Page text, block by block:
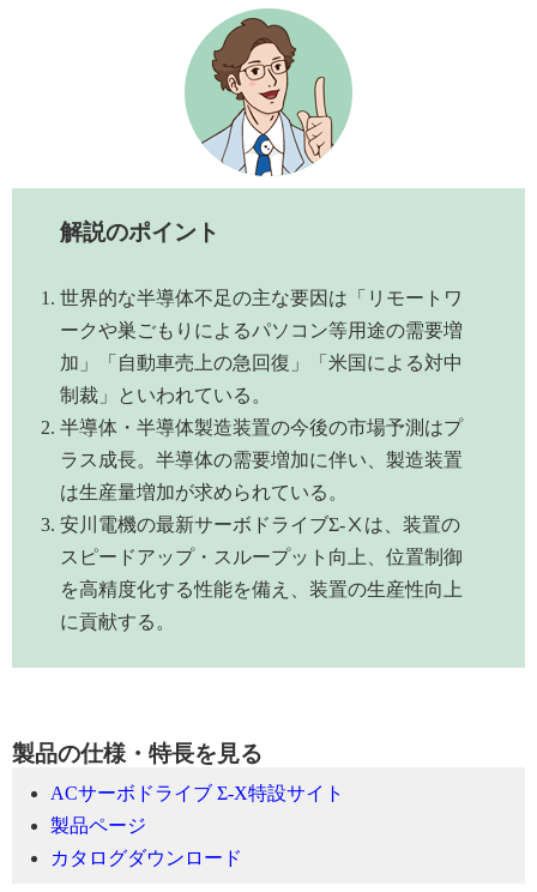
解説のポイント
世界的な半導体不足の主な要因は「リモートワ
ークや巣ごもりによるパソコン等用途の需要増
加」「自動車売上の急回復」「米国による対中
制裁」といわれている。
半導体・半導体製造装置の今後の市場予測はプ
ラス成長。半導体の需要増加に伴い、製造装置
は生産量増加が求められている。
安川電機の最新サーボドライブΣ-Ⅹは、装置の
スピードアップ・スループット向上、位置制御
を高精度化する性能を備え、装置の生産性向上
に貢献する。
製品の仕様・特長を見る
ACサーボドライブ Σ-X特設サイト
製品ページ
カタログダウンロード